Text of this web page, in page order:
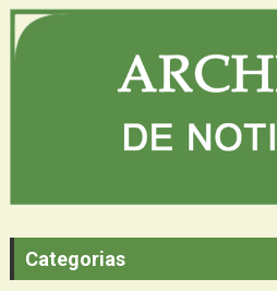
Categorias